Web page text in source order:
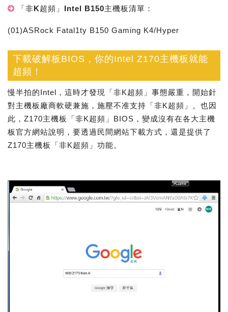
「非K超頻」Intel B150主機板清單：
(01)ASRock Fatal1ty B150 Gaming K4/Hyper
下載破解板BIOS，你的Intel Z170主機板就能
超頻！
慢半拍的Intel，這時才發現「非K超頻」事態嚴重，開始針
對主機板廠商軟硬兼施，施壓不准支持「非K超頻」。也因
此，Z170主機板「非K超頻」BIOS，變成沒有在各大主機
板官方網站說明，要透過民間網站下載方式，還是提供了
Z170主機板「非K超頻」功能。